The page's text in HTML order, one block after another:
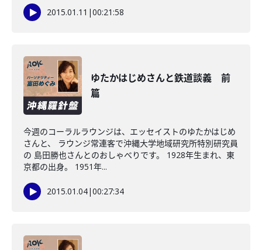
2015.01.11 |00:21:58
ゆたかはじめさんと鉄道談義 前
篇
今週のコーラルラウンジは、エッセイストのゆたかはじめ
さんと、 ラウンジ常連客で沖縄大学地域研究所特別研究員
の 島田勝也さんとのおしゃべりです。 1928年生まれ、東
京都の出身。 1951年...
2015.01.04|00:27:34